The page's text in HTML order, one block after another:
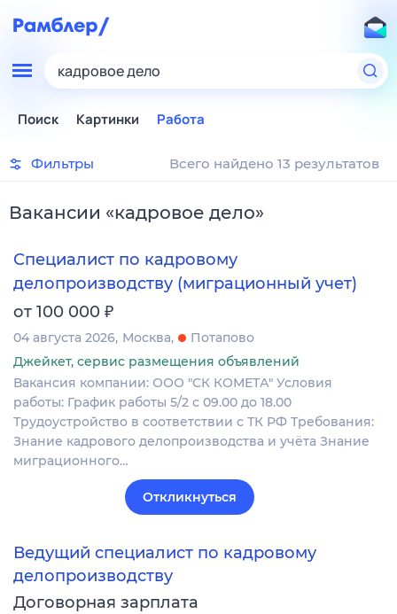
кадровое дело
Поиск Картинки Работа
Фильтры Всего найдено 13 результатов
Вакансии «кадровое дело»
Специалист по кадровому
делопроизводству (миграционный учет)
от 100 000 ₽
04 августа 2026 Москва
Потапово
Джейкет, сервис размещения объявлений
Вакансия компании: ООО "СК КОМЕТА" Условия
работы: График работы 5/2 с 09.00 до 18.00
Трудоустройство в соответствии с ТК РФ Требования:
Знание кадрового делопроизводства и учёта Знание
миграционного…
Откликнуться
Ведущий специалист по кадровому
делопроизводству
Договорная зарплата